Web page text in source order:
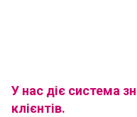
У нас діє система
клієнтів.